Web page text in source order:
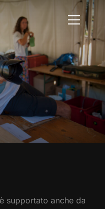
Info
supportato anche da